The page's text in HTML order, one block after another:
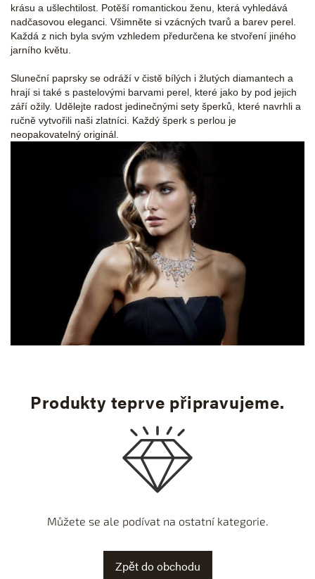
krásu a ušlechtilost. Potěší romantickou ženu, která vyhledává
nadčasovou eleganci. Všimněte si vzácných tvarů a barev perel.
Každá z nich byla svým vzhledem předurčena ke stvoření jiného
jarního květu.
Sluneční paprsky se odráží v čistě bílých i žlutých diamantech a
hrají si také s pastelovými barvami perel, které jako by pod jejich
září ožily. Udělejte radost jedinečnými sety šperků, které navrhli a
ručně vytvořili naši zlatníci. Každý šperk s perlou je
neopakovatelný originál.
Produkty teprve připravujeme.
Můžete se ale podívat na ostatní kategorie.
Zpět do obchodu